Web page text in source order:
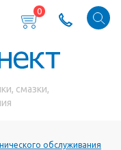
0
смазки,
обслуживания